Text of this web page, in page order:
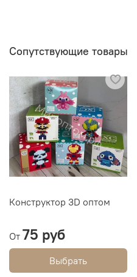
Сопутствующие товары
Конструктор 3D оптом
От 75 руб
Выбрать